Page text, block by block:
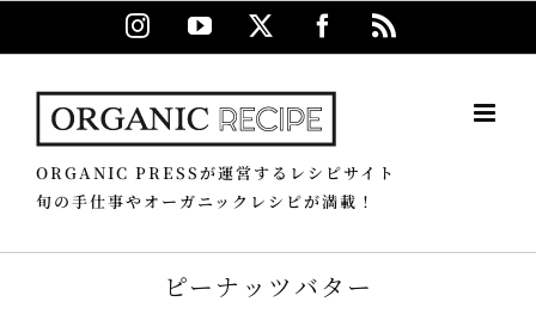
Instagram
YouTube Facebook
ORGANIC PRESSが運営するレシピサイト
旬の手仕事やオーガニックレシピが満載！
ピーナッツバター